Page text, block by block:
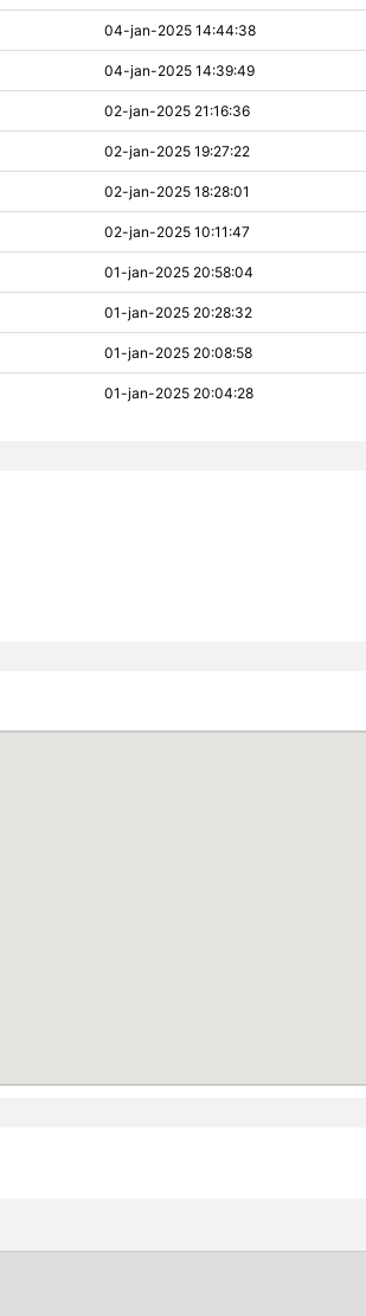
04-jan-2025 14:44:38
04-jan-2025 14:39:49
02-jan-2025 21:16:36
02-jan-2025 19:27:22
02-jan-2025 18:28:01
02-jan-2025 10:11:47
01-jan-2025 20:58:04
01-jan-2025 20:28:32
01-jan-2025 20:08:58
01-jan-2025 20:04:28